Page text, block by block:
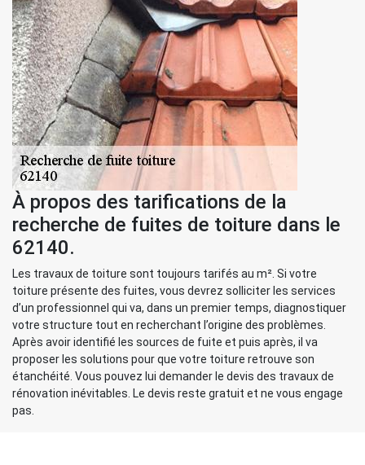
À propos des tarifications de la
recherche de fuites de toiture dans le
62140.
Les travaux de toiture sont toujours tarifés au m². Si votre
toiture présente des fuites, vous devrez solliciter les services
d’un professionnel qui va, dans un premier temps, diagnostiquer
votre structure tout en recherchant l’origine des problèmes.
Après avoir identifié les sources de fuite et puis après, il va
proposer les solutions pour que votre toiture retrouve son
étanchéité. Vous pouvez lui demander le devis des travaux de
rénovation inévitables. Le devis reste gratuit et ne vous engage
pas.